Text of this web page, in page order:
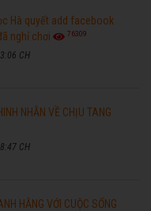
Hà quyết add facebook
nghỉ chơi
76309
CH
NHẪN VỀ CHỊU TANG
CH
HẰNG VỚI CUỘC SỐNG